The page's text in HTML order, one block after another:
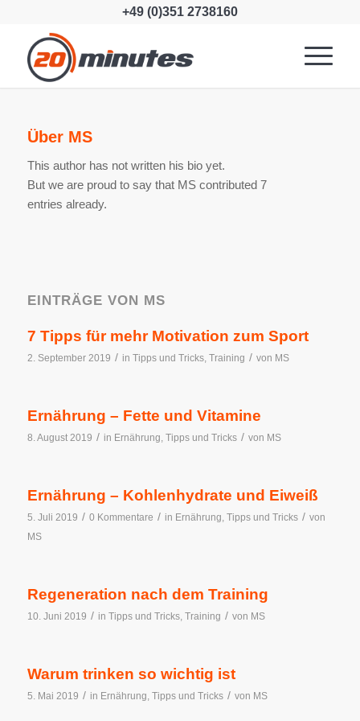
+49 (0)351 2738160
Über MS
This author has not written his bio yet.
But we are proud to say that MScontributed 7
entries already.
EINTRÄGE VON MS
7 Tipps für mehr Motivation zum Sport
2. September 2019 / in Tipps und Tricks, Training / von MS
Ernährung – Fette und Vitamine
8. August 2019 / in Ernährung Tipps und Tricks / von MS
Ernährung – Kohlenhydrate und Eiweiß
5. Juli 2019 / 0 Kommentare / in Ernährung Tipps und Tricks / von
MS
Regeneration nach dem Training
10. Juni 2019 / in Tipps und Tricks, Training / von MS
Warum trinken so wichtig ist
5. Mai 2019 / in Ernährung Tipps und Tricks / von MS